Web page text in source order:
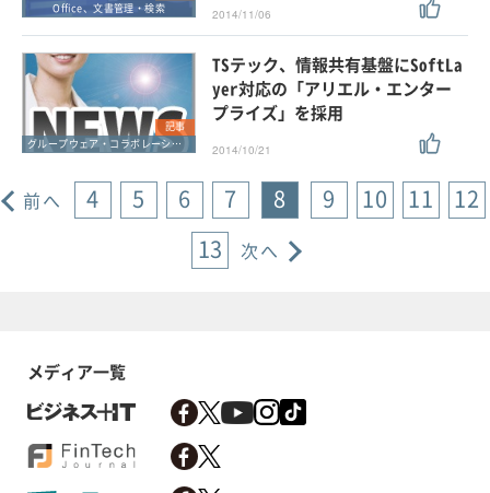
Office、文書管理・検索
2014/11/06
記事
グループウェア・コラボレーション
TSテック、情報共有基盤にSoftLa
yer対応の「アリエル・エンター
プライズ」を採用
2014/10/21
前へ 4 5 6 7 8 9 10 11
12
13
次へ
メディア一覧